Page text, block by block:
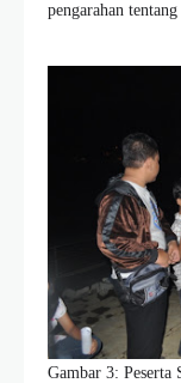
pengarahan
Gambar 3: Peserta